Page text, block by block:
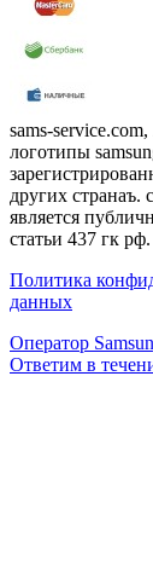
sams-
логотипы
других
является
статьи 437 гк рф.
Политика
данных
Оператор
Ответим в